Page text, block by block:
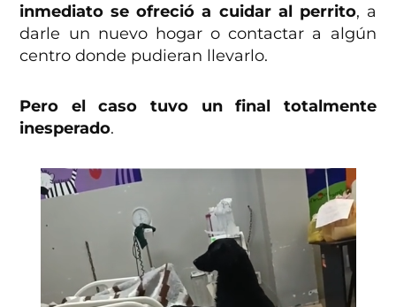
inmediato se ofreció a cuidar al perrito, a
darle un nuevo hogar o contactar a algún
centro donde pudieran llevarlo.
Pero el caso tuvo un final totalmente
inesperado.